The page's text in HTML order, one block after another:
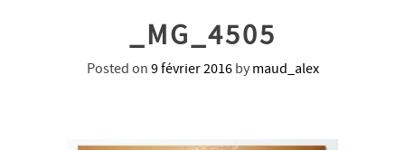
_MG_4505
Posted on 9 février 2016by maud_alex